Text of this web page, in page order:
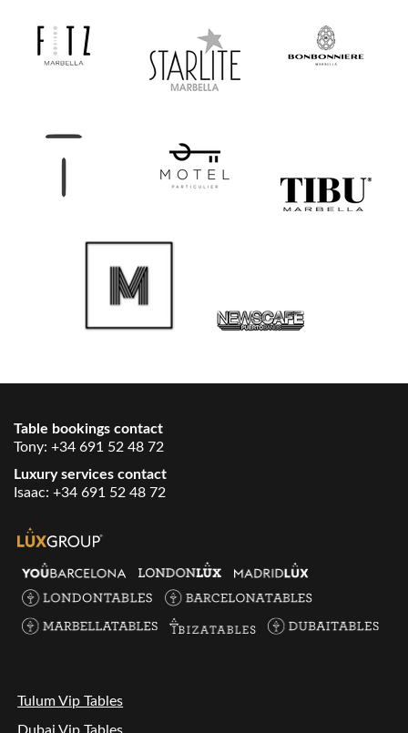
Table bookings contact
Tony: +34 691 52 48 72
Luxury services contact
Isaac: +34 691 52 48 72
Tulum Vip Tables